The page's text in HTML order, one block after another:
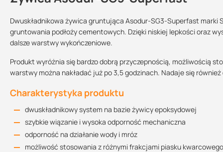
Dwuskładnikowa żywica gruntująca Asodur-SG3-Superfast
gruntowania podłoży cementowych. Dzięki niskiej lepkości oraz
dalsze warstwy wykończeniowe.
Produkt wyróżnia się bardzo dobrą przyczepnością, możliwością
warstwy można nakładać już po 3,5 godzinach. Nadaje się
Charakterystyka produktu
dwuskładnikowy system na bazie żywicy epoksydowej
szybkie wiązanie i wysoka odporność mechaniczna
odporność na działanie wody i mróz
możliwość stosowania z różnymi frakcjami piasku kwarcowego
Sprzedajemy na:
sztuki
Podlega zwrotowi?:
tak
Deklaracja właściwości użytkowych
Karta charakterystyki